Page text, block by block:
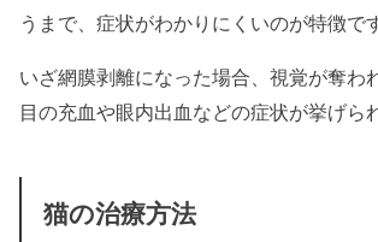
うまで、症状がわかりにくいのが特徴で
いざ網膜剥離になった場合、視覚が奪わ
目の充血や眼内出血などの症状が挙げら
猫の治療方法